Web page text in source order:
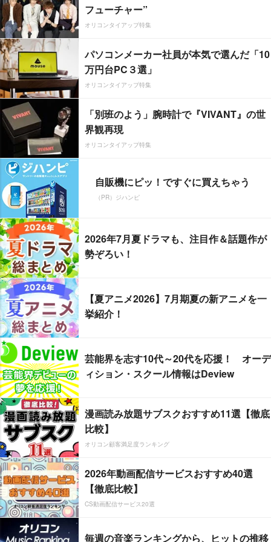
フューチャー”
オリコンタイアップ特集
パソコンメーカー社員が本気で選んだ「10
万円台PC３選」
オリコンタイアップ特集
「別班のよう」腕時計で『VIVANT』の世
界観再現
オリコンタイアップ特集
自販機にピッ！ですぐに買えちゃう
（PR）ジハンピ
2026年7月夏ドラマも、注目作＆話題作が
勢ぞろい！
【夏アニメ2026】7月期夏の新アニメを一
挙紹介！
芸能界を志す10代～20代を応援！ オーデ
ィション・スクール情報はDeview
漫画読み放題サブスクおすすめ11選【徹底
比較】
オリコン顧客満足度ランキング
2026年動画配信サービスおすすめ40選
【徹底比較】
CS動画配信サービス20選
毎週の音楽ランキングから、ヒットの推移